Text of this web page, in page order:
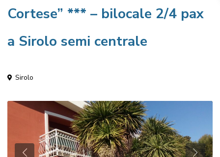
Cortese” *** – bilocale 2/4 pax
a Sirolo semi centrale
Sirolo